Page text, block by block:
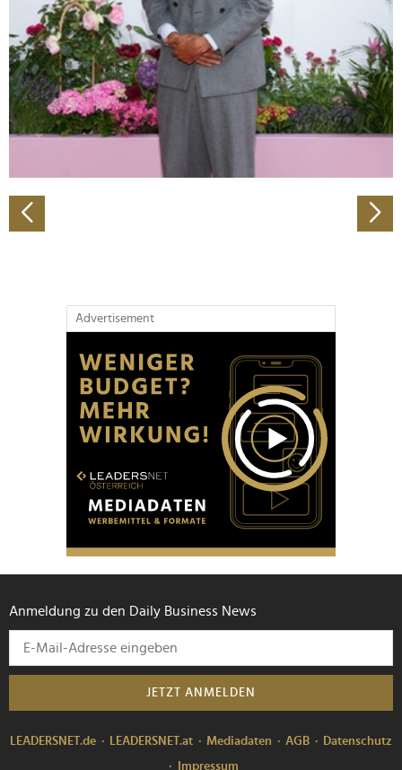
Wir verwenden Cookies, um Inhalte und Anzeigen zu
personalisieren, Funktionen für soziale Medien anbieten
zu können und die Zugriffe auf unsere Website zu
analysieren. Außerdem geben wir Informationen zu Ihrer
Verwendung unserer Website an unsere Partner für
soziale Medien, Werbung und Analysen weiter. Unsere
Partner führen diese Informationen möglicherweise mit
weiteren Daten zusammen, die Sie ihnen bereitgestellt
gesammelt haben.
Advertisement
Anmeldung zu den Daily Business News
JETZT ANMELDEN
LEADERSNET.de LEADERSNET.at Mediadaten AGB
Datenschutz
Impressum